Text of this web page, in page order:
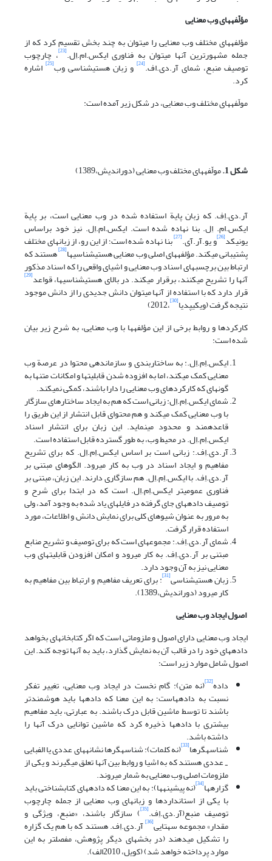
مؤلّفههای وب معنایی
مؤلفه‎های مختلف وب‎ معنایی را می‎توان به چند بخش تقسیم کرد که از
جمله مشهورترین آنها می‎توان به فناوری ایکس.‎ام‎.اِل. [23] ، چارچوب
توصیف منبع، شمای آر.دی.‎اف. [24] و زبان هستی‎شناسی وب [25] اشاره
کرد.
مولّفه‎های مختلف وب معنایی، در شکل زیر آمده است:
شکل 1. مولّفه‎های مختلف وب معنایی (دوراندیش،1389)
آر.دی.اِف. که زبان پایة استفاده شده در وب معنایی است، بر پایة
ایکس.‎ام‎. اِل. بنا نهاده شده است. ایکس.‎ام‎.اِل. نیز خود براساس
یونی‎کد [26] و یو.آر.آی.[27] بنا نهاده شده است؛ از این رو، از زبانهای مختلف
پشتیبانی می‎کند. مؤلفه‎های اصلی وب معنایی هستی‎شناسی‎ها [28] هستند که
ارتباط بین برچسبهای اسناد وب معنایی و اشیای واقعی را که اسناد مذکور
آنها را تشریح می‎کنند، برقرار می‎کند. در بالای هستی‎شناسی‎ها، قواعد [29]
قرار دارد که با استفاده از آنها می‎توان دانش جدیدی را از دانش موجود
نتیجه گرفت (ویکی‎پدیا [30]
،2012)
کارکردها و روابط برخی از این مؤلفه‎ها با وب معنایی، به شرح زیر بیان
شده است:
ایکس.اِم.اِل.: به ساختاربندی و سازمان‎دهی محتوا در عرصة وب
معنایی کمک می‎کند، اما به افزوده شدن قابلیتها و امکانات متن‎ها به
گونه‎ای که کارکردهای وب معنایی را دارا باشند، کمکی نمی‎کند.
شمای ایکس.اِم.اِل: زبانی است که هم به ایجاد ساختارهای سازگار
با وب معنایی کمک می‎کند و هم محتوای قابل انتشار از این طریق را
قاعده‎مند و محدود می‎نماید. این زبان برای انتشار اسناد
ایکس.اِم.اِل. در محیط وب، به طور گسترده قابل استفاده است.
آر.دی.اِف.: زبانی است بر اساس ایکس.اِم.اِل. که برای تشریح
مفاهیم و ایجاد اسناد در وب به کار می‎رود. الگو‎های مبتنی بر
آر.دی.اِف. با ایکس.اِم.اِل. هم سازگاری دارند. این زبان، مبتنی بر
فناوری عمومی‎تر ایکس.اِم.اِل. است که در ابتدا برای شرح و
توصیف داده‎های جای گرفته در فایلهای یاد شده به وجود آمد، ولی
به ‎مرور به عنوان شیوه‎ای کلی برای نمایش دانش و اطلاعات، مورد
استفاده قرار‎ گرفت.
شمای آر.دی.اِف.: مجموعه‎ای است که برای توصیف و تشریح منابع
مبتنی بر آر.دی.اِف. به کار می‎رود و امکان افزودن قابلیتهای وب
معنایی نیز به آن وجود دارد.
زبان هستی‎شناسی [31] : برای تعریف مفاهیم و ارتباط بین مفاهیم به
کار می‎رود (دوراندیش،1389).
اصول ایجاد وب معنایی
ایجاد وب معنایی دارای اصول و ملزوماتی است که اگر کتابخانه‎ای بخواهد
داده‎های خود را در قالب آن به نمایش گذارد، باید به آنها توجه کند. این
اصول شامل موارد زیر است:
داده[32] (نه متن): گام نخست در ایجاد وب معنایی، تغییر تفکر
نسبت به داده‎هاست؛ به این معنا که داده‎ها باید هوشمندتر
باشند تا توسط ماشین قابل درک باشند. به عبارتی، باید مفاهیم
بیشتری با داده‎ها ذخیره کرد که ماشین توانایی درک آنها را
داشته باشد.
شناسه‎گرها [33] (نه کلمات): شناسه‎گرها نشانه‎های عددی یا الفبایی
- عددی هستند که به اشیا و روابط بین آنها تعلق می‎گیرند و یکی از
ملزومات اصلی وب معنایی به شمار می‎روند.
گزاره‎ها [34] (نه پیشینه‎ها): به این معنا که داده‎های کتابشناختی باید
با یکی از استانداردها و زبانهای وب معنایی از جمله چارچوب
توصیف منبع(آر.دی.اِف.[35] ) سازگار باشند، «منبع، ویژگی و
مقدار» مجموعه سه‎تایی [36] آر.دی.اِف. هستند که با هم یک گزاره
را تشکیل می‎دهند (در بخشهای دیگر پژوهش، مفصل‎تر به این
موارد پرداخته خواهد شد) (کویل، 2010الف).